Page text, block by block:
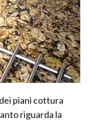
piani cottura
riguarda la